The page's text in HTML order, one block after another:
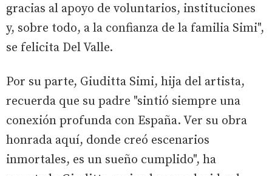
gracias al apoyo de voluntarios, instituciones
y, sobre todo, a la confianza de la familia Simi",
se felicita Del Valle.
Por su parte, Giuditta Simi, hija del artista,
recuerda que su padre "sintió siempre una
conexión profunda con España. Ver su obra
honrada aquí, donde creó escenarios
inmortales, es un sueño cumplido", ha